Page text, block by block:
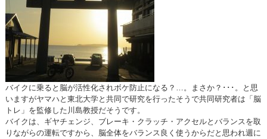
バイクに乗ると脳が活性化されボケ防止になる？…。まさか？･･･。と思
いますがヤマハと東北大学と共同で研究を行ったそうで共同研究者は「脳
トレ」を監修した川島教授だそうです。
バイクは、ギヤチェンジ、ブレーキ・クラッチ・アクセルとバランスを取
りながらの運転ですから、脳全体をバランス良く使うからだと思われ週に